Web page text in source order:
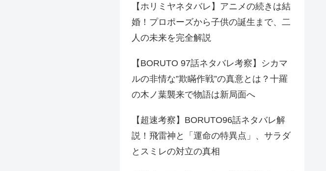
【ホリミヤネタバレ】アニメの続きは結
婚！プロポーズから子供の誕生まで、二
人の未来を完全解説
【BORUTO 97話ネタバレ考察】シカマ
ルの非情な”欺瞞作戦”の真意とは？十羅
の木ノ葉襲来で物語は新局面へ
【超速考察】BORUTO96話ネタバレ解
説！飛雷神と「運命の特異点」、サラダ
とスミレの対立の真相